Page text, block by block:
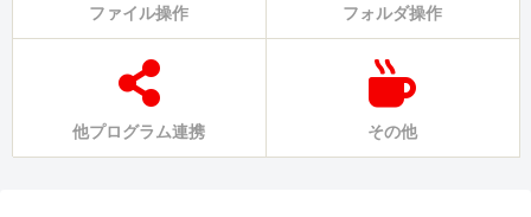
ファイル操作 フォルダ操作
他プログラム連携 その他